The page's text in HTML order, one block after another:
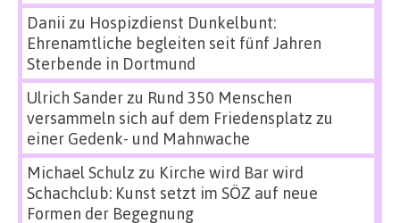
Danii zu Hospizdienst Dunkelbunt:
Ehrenamtliche begleiten seit fünf Jahren
Sterbende in Dortmund
Ulrich Sanderzu Rund 350 Menschen
versammeln sich auf dem Friedensplatz zu
einer Gedenk- und Mahnwache
Michael Schulz zu Kirche wird Bar wird
Schachclub: Kunst setzt im SÖZ auf neue
Formen der Begegnung